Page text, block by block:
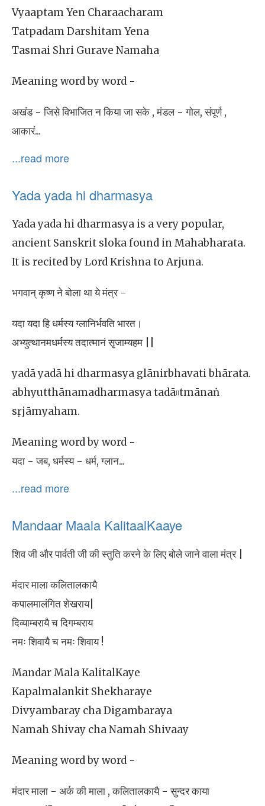
Vyaaptam Yen Charaacharam
Tatpadam Darshitam Yena
Tasmai Shri Gurave Namaha
Meaning word by word -
अखंड - जिसे विभाजित न किया जा सके , मंडल - गोल, संपूर्ण ,
आकारं...
...read more
Yada yada hi dharmasya
Yada yada hi dharmasya is a very popular,
ancient Sanskrit sloka found in Mahabharata.
It is recited by Lord Krishna to Arjuna.
भगवान् कृष्ण ने बोला था ये मंत्र -
यदा यदा हि धर्मस्य ग्लानिर्भवति भारत।
अभ्युत्थानमधर्मस्य तदात्मानं सृजाम्यहम ||
yadā yadā hi dharmasya glānirbhavati bhārata.
abhyutthānamadharmasya tadā৷৷tmānaṅ
sṛjāmyaham.
Meaning word by word -
यदा - जब, धर्मस्य - धर्म, ग्लान...
...read more
Mandaar Maala KalitaalKaaye
शिव जी और पार्वती जी की स्तुति करने के लिए बोले जाने वाला मंत्र |
मंदार माला कलितालकायै
कपालमालंगित शेखराय|
दिव्याम्बरायै च दिगम्बराय
नमः शिवायै च नमः शिवाय !
Mandar Mala KalitalKaye
Kapalmalankit Shekharaye
Divyambaray cha Digambaraya
Namah Shivay cha Namah Shivaay
Meaning word by word -
मंदार माला - अर्क की माला , कलितालकायै - सुन्दर काया